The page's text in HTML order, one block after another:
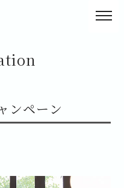
ンペーン